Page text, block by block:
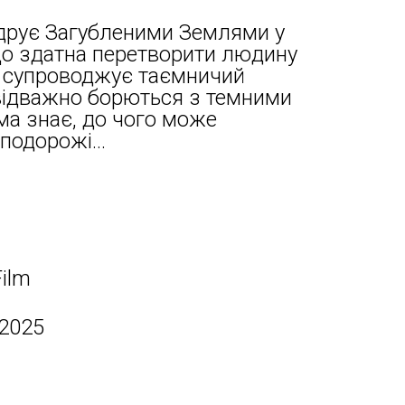
Загубленими Землями у
здатна перетворити людину
супроводжує таємничий
борються з темними
знає, до чого може